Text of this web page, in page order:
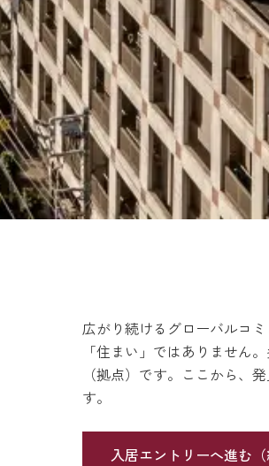
広がり続けるグローバルコ
「住まい」ではありません
（拠点）です。ここから、
す。
入居エントリーへ進む（